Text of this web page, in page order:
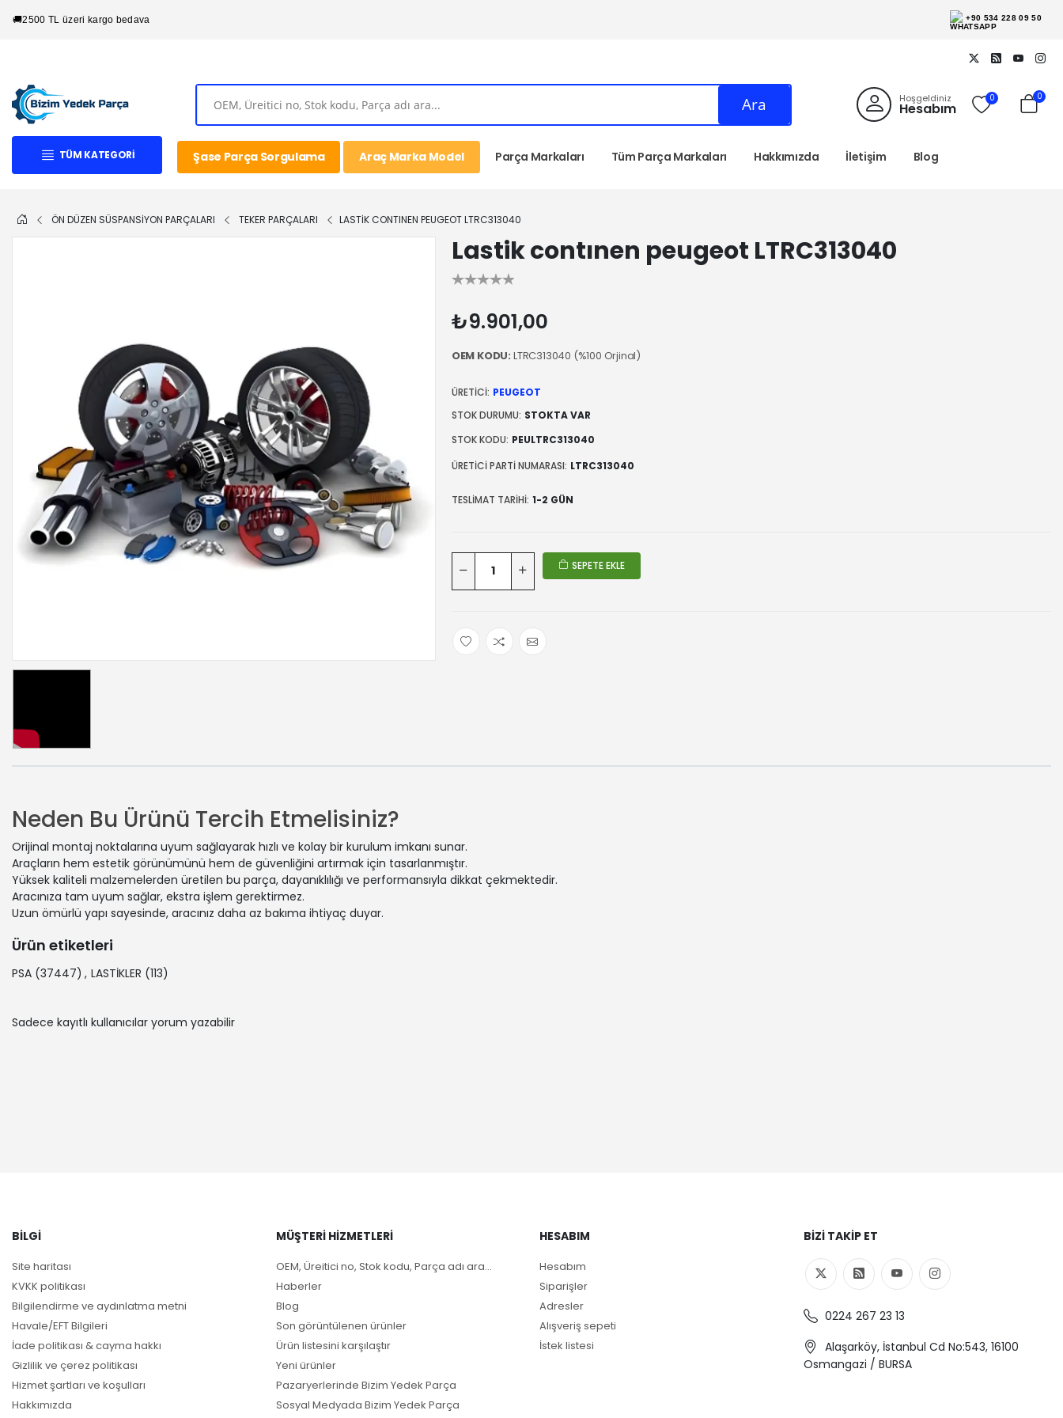
🚚2500 TL üzeri kargo bedava +90 534 228 09 50
Ara Hoşgeldiniz
Hesabım
0 0
TÜM KATEGORI Şase Parça Sorgulama Araç Marka Model Parça Markaları Tüm Parça Markaları Hakkımızda İletişim Blog
ÖN DÜZEN SÜSPANSİYON PARÇALARI TEKER PARÇALARI LASTIK CONTINEN PEUGEOT LTRC313040
Lastik contınen peugeot LTRC313040
₺9.901,00
OEM KODU: LTRC313040 (%100 Orjinal)
ÜRETICI: PEUGEOT
STOK DURUMU: STOKTA VAR
STOK KODU: PEULTRC313040
ÜRETICI PARTI NUMARASI: LTRC313040
TESLIMAT TARIHI: 1-2 GÜN
SEPETE EKLE
Neden Bu Ürünü Tercih Etmelisiniz?
Orijinal montaj noktalarına uyum sağlayarak hızlı ve kolay bir kurulum imkanı sunar.
Araçların hem estetik görünümünü hem de güvenliğini artırmak için tasarlanmıştır.
Yüksek kaliteli malzemelerden üretilen bu parça, dayanıklılığı ve performansıyla dikkat çekmektedir.
Aracınıza tam uyum sağlar, ekstra işlem gerektirmez.
Uzun ömürlü yapı sayesinde, aracınız daha az bakıma ihtiyaç duyar.
Ürün etiketleri
PSA (37447) , LASTİKLER (113)
Sadece kayıtlı kullanıcılar yorum yazabilir
BILGI
Site haritası
KVKK politikası
Bilgilendirme ve aydınlatma metni
Havale/EFT Bilgileri
İade politikası & cayma hakkı
Gizlilik ve çerez politikası
Hizmet şartları ve koşulları
Hakkımızda
MÜŞTERI HIZMETLERI
OEM, Üreitici no, Stok kodu, Parça adı ara...
Haberler
Blog
Son görüntülenen ürünler
Ürün listesini karşılaştır
Yeni ürünler
Pazaryerlerinde Bizim Yedek Parça
Sosyal Medyada Bizim Yedek Parça
HESABIM
Hesabım
Siparişler
Adresler
Alışveriş sepeti
İstek listesi
BIZI TAKIP ET
0224 267 23 13
Alaşarköy, İstanbul Cd No:543, 16100
Osmangazi / BURSA